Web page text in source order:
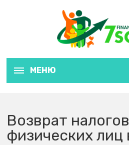
МЕНЮ
Возврат
физических лиц